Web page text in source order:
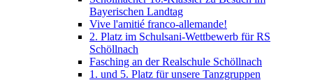
Bayerischen Landtag
Vive l'amitié franco-allemande!
2. Platz im Schulsani-Wettbewerb für RS
Schöllnach
Fasching an der Realschule Schöllnach
1. und 5. Platz für unsere Tanzgruppen